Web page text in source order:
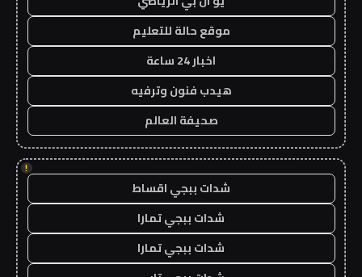
موقع حالة للتعليم
اخبار 24 ساعة
هيدب فنون وترفيه
صحيفة العالم
!
شدات ببجي اقساط
شدات ببجي تمارا
شدات ببجي تمارا